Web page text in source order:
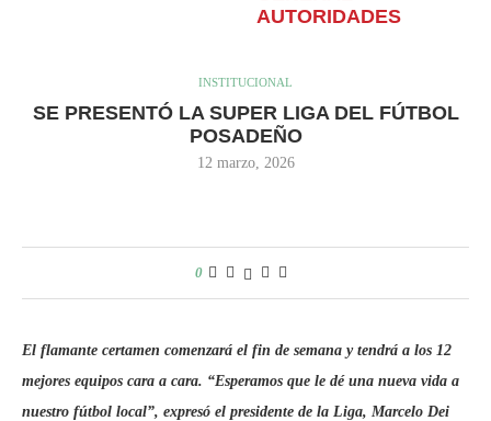
AUTORIDADES
SE PRESENTÓ LA SUPER LIGA
INSTITUCIONAL
SE PRESENTÓ LA SUPER LIGA DEL FÚTBOL
POSADEÑO
12 marzo, 2026
0
El flamante certamen comenzará el fin de semana y tendrá a los 12
mejores equipos cara a cara. “Esperamos que le dé una nueva vida a
nuestro fútbol local”, expresó el presidente de la Liga, Marcelo Dei